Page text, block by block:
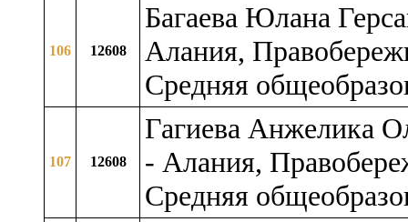
106 12608
Багаева Юлана
Алания,
Средняя
107 12608
Гагиева Анжелика
- Алания,
Средняя